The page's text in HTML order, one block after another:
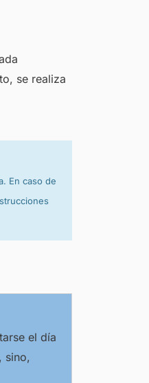
se realiza
En caso de
el día
sino,